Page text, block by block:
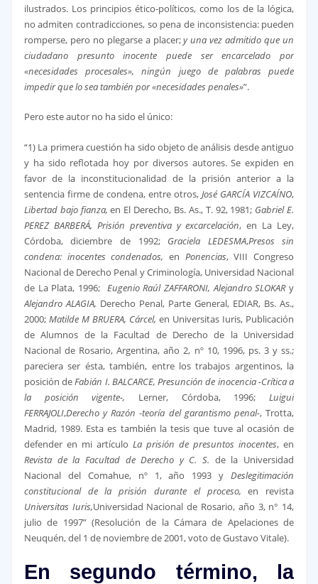
ilustrados. Los principios ético-políticos, como los de la lógica,
no admiten contradicciones, so pena de inconsistencia: pueden
romperse, pero no plegarse a placer;y una vez admitido que un
ciudadano presunto inocente puede ser encarcelado por
«necesidades procesales», ningún juego de palabras puede
impedir que lo sea también por «necesidades penales»”.
Pero este autor no ha sido el único:
“1) La primera cuestión ha sido objeto de análisis desde antiguo
y ha sido reflotada hoy por diversos autores. Se expiden en
favor de la inconstitucionalidad de la prisión anterior a la
sentencia firme de condena, entre otros,José GARCÍA VIZCAÍNO,
Libertad bajo fianza,en El Derecho, Bs. As., T. 92, 1981; Gabriel E.
PEREZ BARBERÁ, Prisión preventiva y excarcelación, en La Ley,
Córdoba, diciembre de 1992; Graciela LEDESMA,Presos sin
condena: inocentes condenados, en Ponencias, VIII Congreso
Nacional de Derecho Penal y Criminología, Universidad Nacional
de La Plata, 1996; Eugenio Raúl ZAFFARONI, Alejandro SLOKARy
Alejandro ALAGIA, Derecho Penal, Parte General, EDIAR, Bs. As.,
2000; Matilde M BRUERA, Cárcel, en Universitas Iuris, Publicación
de Alumnos de la Facultad de Derecho de la Universidad
Nacional de Rosario, Argentina, año 2, nº 10, 1996, ps. 3 y ss.;
pareciera ser ésta, también, entre los trabajos argentinos, la
posición de Fabián I. BALCARCE, Presunción de inocencia -Crítica a
la posición vigente-, Lerner, Córdoba, 1996; Luigui
FERRAJOLI,Derecho y Razón -teoría del garantismo penal-, Trotta,
Madrid, 1989. Esta es también la tesis que tuve al ocasión de
defender en mi artículo La prisión de presuntos inocentes, en
Revista de la Facultad de Derecho y C. S. de la Universidad
Nacional del Comahue, nº 1, año 1993 y Deslegitimación
constitucional de la prisión durante el proceso, en revista
Universitas Iuris,Universidad Nacional de Rosario, año 3, n° 14,
julio de 1997” (Resolución de la Cámara de Apelaciones de
Neuquén, del 1 de noviembre de 2001, voto de Gustavo Vitale).
En segundo término, la